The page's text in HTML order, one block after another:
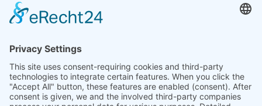
Sparkasse Hochfranken
IBAN: DE27 7805 0000 0222 1672 56
Wir sind auch auf Facebook!